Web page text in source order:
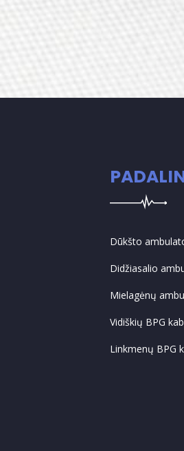
Dūkšto
Didžiasalio
Mielagėnų
Vidiškių BPG
Linkmenų BPG